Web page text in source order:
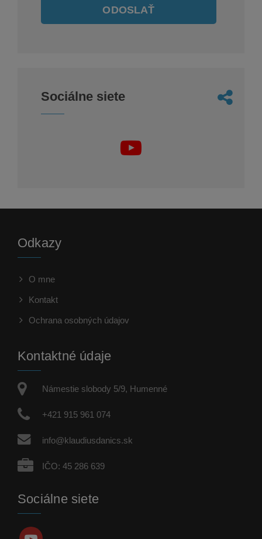
ODOSLAŤ
Sociálne siete
Odkazy
O mne
Kontakt
Ochrana osobných údajov
Kontaktné údaje
Námestie slobody 5/9, Humenné
+421 915 961 074
info@klaudiusdanics.sk
IČO: 45 286 639
Sociálne siete